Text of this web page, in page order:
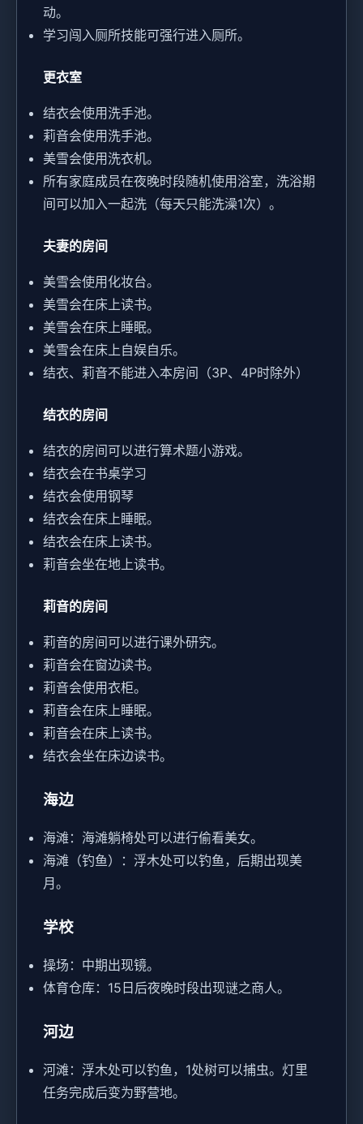
动。
学习闯入厕所技能可强行进入厕所。
更衣室
结衣会使用洗手池。
莉音会使用洗手池。
美雪会使用洗衣机。
所有家庭成员在夜晚时段随机使用浴室，洗浴期
间可以加入一起洗（每天只能洗澡1次）。
夫妻的房间
美雪会使用化妆台。
美雪会在床上读书。
美雪会在床上睡眠。
美雪会在床上自娱自乐。
结衣、莉音不能进入本房间（3P、4P时除外）
结衣的房间
结衣的房间可以进行算术题小游戏。
结衣会在书桌学习
结衣会使用钢琴
结衣会在床上睡眠。
结衣会在床上读书。
莉音会坐在地上读书。
莉音的房间
莉音的房间可以进行课外研究。
莉音会在窗边读书。
莉音会使用衣柜。
莉音会在床上睡眠。
莉音会在床上读书。
结衣会坐在床边读书。
海边
海滩：海滩躺椅处可以进行偷看美女。
海滩（钓鱼）：浮木处可以钓鱼，后期出现美
月。
学校
操场：中期出现镜。
体育仓库：15日后夜晚时段出现谜之商人。
河边
河滩：浮木处可以钓鱼，1处树可以捕虫。灯里
任务完成后变为野营地。